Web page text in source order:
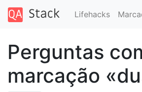
Lifehacks
Perguntas
marcação